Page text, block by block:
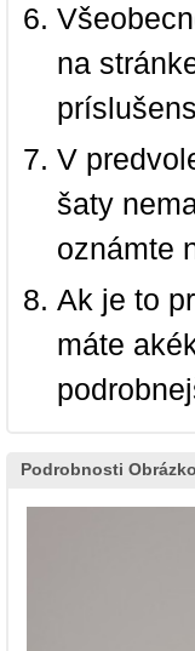
na
V
šaty
oznámte
Ak je to
máte
Podrobnosti